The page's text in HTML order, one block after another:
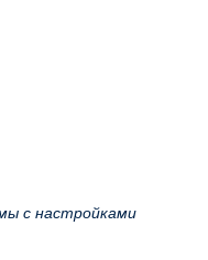
с настройками